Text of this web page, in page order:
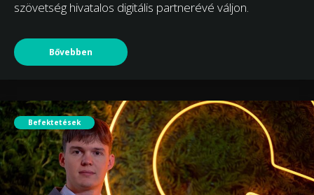
szövetség hivatalos digitális partnerévé váljon.
Bővebben
Befektetések